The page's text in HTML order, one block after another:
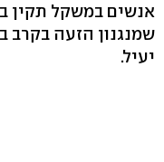
אנשים במשקל תקין
שמנגנון הזעה בקרב
יעיל.